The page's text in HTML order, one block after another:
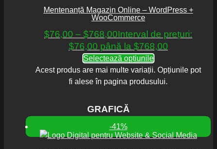
Mentenanță Magazin Online – WordPress +
WooCommerce
$76,00 – $768,00Interval de prețuri:
$76,00 până la $768,00
Selectează opțiunile
Acest produs are mai multe variații. Opțiunile pot
fi alese în pagina produsului.
GRAFICĂ
-41%